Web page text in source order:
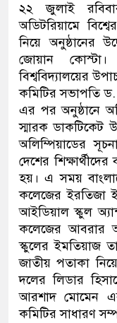
২২ জুলাই
অডিটরিয়ামে
নিয়ে অনুষ্ঠানের
জোয়ান কোস্টা।
বিশ্ববিদ্যালয়ের
কমিটির সভাপতি ড.
এর পর অনুষ্ঠানে
স্মারক ডাকটিকেট
অলিম্পিয়াডের
দেশের
হয়। এ সময়
কলেজের ইরতিজা
আইডিয়াল স্কুল
কলেজের আবরার
স্কুলের ইমতিয়াজ
জাতীয় পতাকা
দলের লিডার
আরশাদ মোমেন
কমিটির সাধারণ